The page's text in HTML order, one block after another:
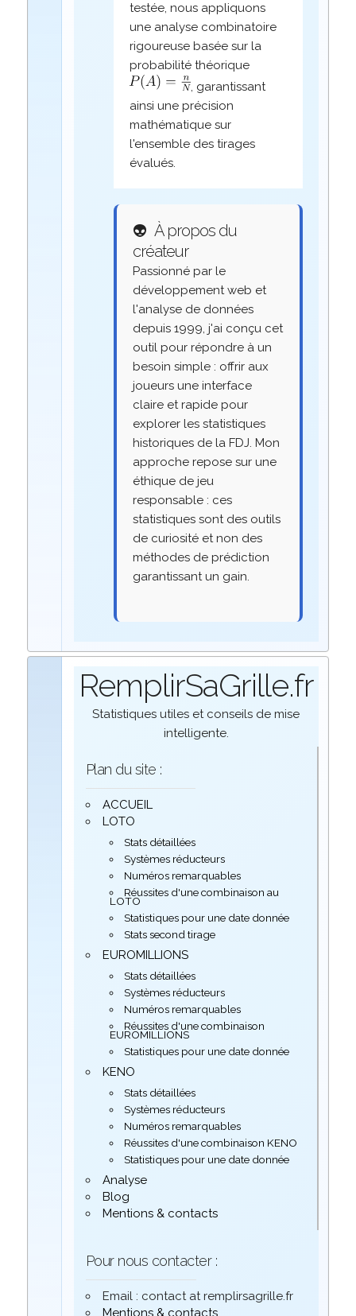
testée, nous appliquons
une analyse combinatoire
rigoureuse basée sur la
probabilité théorique
, garantissant
ainsi une précision
mathématique sur
l'ensemble des tirages
évalués.
👽 À propos du
créateur
Passionné par le
développement web et
l'analyse de données
depuis 1999, j'ai conçu cet
outil pour répondre à un
besoin simple : offrir aux
joueurs une interface
claire et rapide pour
explorer les statistiques
historiques de la FDJ. Mon
approche repose sur une
éthique de jeu
responsable : ces
statistiques sont des outils
de curiosité et non des
méthodes de prédiction
garantissant un gain.
RemplirSaGrille.fr
Statistiques utiles et conseils de mise
intelligente.
Plan du site :
ACCUEIL
LOTO
Stats détaillées
Systèmes réducteurs
Numéros remarquables
Réussites d'une combinaison au
LOTO
Statistiques pour une date donnée
Stats second tirage
EUROMILLIONS
Stats détaillées
Systèmes réducteurs
Numéros remarquables
Réussites d'une combinaison
EUROMILLIONS
Statistiques pour une date donnée
KENO
Stats détaillées
Systèmes réducteurs
Numéros remarquables
Réussites d'une combinaison KENO
Statistiques pour une date donnée
Analyse
Blog
Mentions & contacts
Pour nous contacter :
Email : contact at remplirsagrille.fr
Mentions & contacts